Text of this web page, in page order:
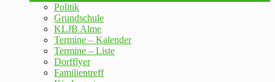
Politik
Grundschule
KLJB Alme
Termine – Kalender
Termine – Liste
Dorfflyer
Familientreff